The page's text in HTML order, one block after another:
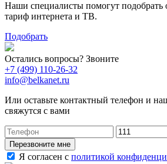
Наши специалисты помогут подобрать
тариф интернета и ТВ.
Подобрать
Остались вопросы? Звоните
+7 (499) 110-26-32
info@belkanet.ru
Или оставьте контактный телефон и
свяжутся с вами
Перезвоните мне
Я согласен с политикой